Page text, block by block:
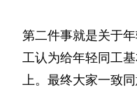
第二件事就是关于
工认为给年轻同工
上。最终大家一致